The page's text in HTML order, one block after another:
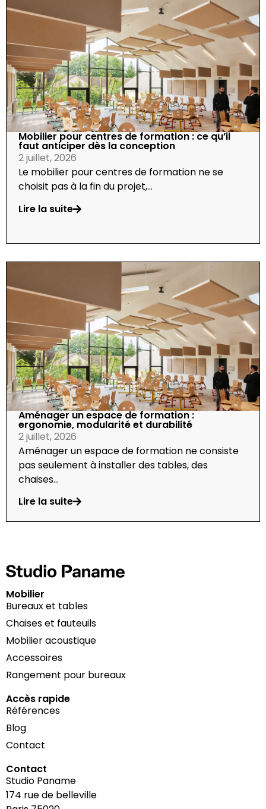
Mobilier pour centres de formation : ce qu’il
faut anticiper dès la conception
2 juillet, 2026
Le mobilier pour centres de formation ne se
choisit pas à la fin du projet,...
Lire la suite
Aménager un espace de formation :
ergonomie, modularité et durabilité
2 juillet, 2026
Aménager un espace de formation ne consiste
pas seulement à installer des tables, des
chaises...
Lire la suite
Mobilier
Bureaux et tables
Chaises et fauteuils
Mobilier acoustique
Accessoires
Rangement pour bureaux
Accès rapide
Références
Blog
Contact
Contact
Studio Paname
174 rue de belleville